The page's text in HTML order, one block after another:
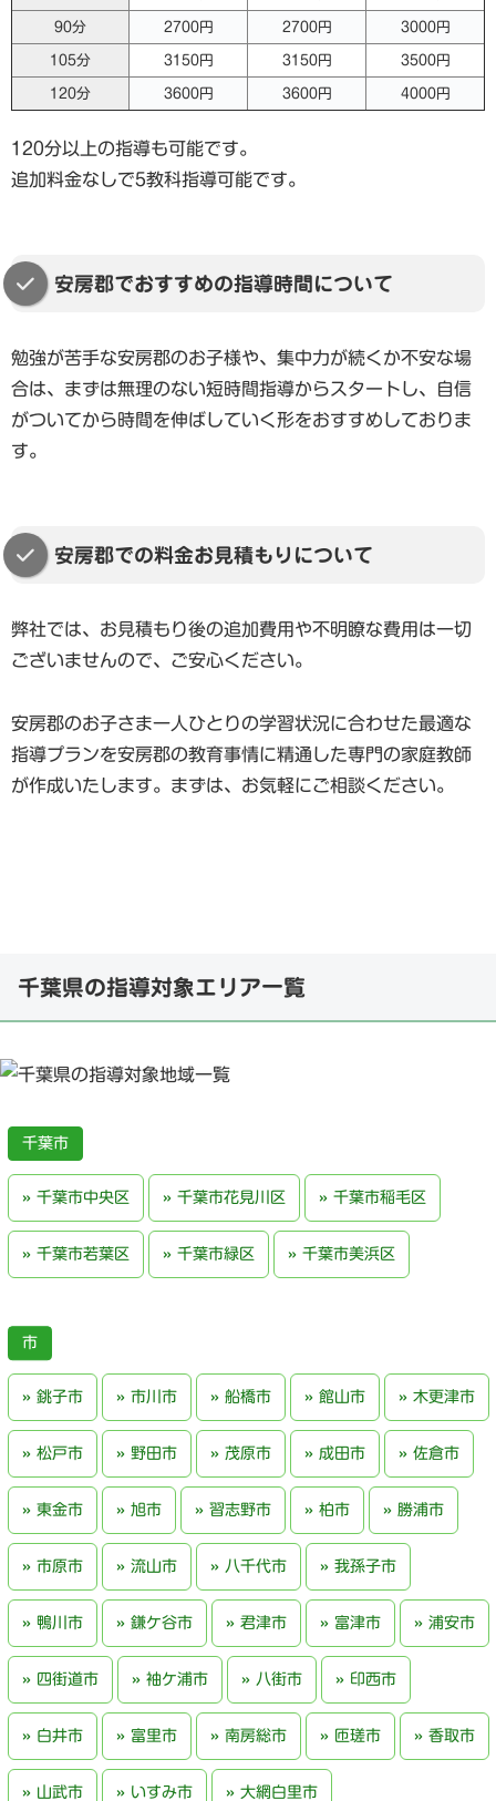
90分 2700円 2700円 3000円
105分 3150円 3150円 3500円
120分 3600円 3600円 4000円
120分以上の指導も可能です。
追加料金なしで5教科指導可能です。
安房郡でおすすめの指導時間について
勉強が苦手な安房郡のお子様や、集中力が続くか不安な場
合は、まずは無理のない短時間指導からスタートし、自信
がついてから時間を伸ばしていく形をおすすめしておりま
す。
安房郡での料金お見積もりについて
弊社では、お見積もり後の追加費用や不明瞭な費用は一切
ございませんので、ご安心ください。
安房郡のお子さま一人ひとりの学習状況に合わせた最適な
指導プランを安房郡の教育事情に精通した専門の家庭教師
が作成いたします。まずは、お気軽にご相談ください。
千葉県の指導対象エリア一覧
千葉市
千葉市中央区 千葉市花見川区 千葉市稲毛区
千葉市若葉区 千葉市緑区 千葉市美浜区
銚子市 市川市 船橋市 館山市 木更津市
松戸市 野田市 茂原市 成田市 佐倉市
東金市 旭市 習志野市 柏市 勝浦市
市原市 流山市 八千代市 我孫子市
鴨川市 鎌ケ谷市 君津市 富津市 浦安市
四街道市 袖ケ浦市 八街市 印西市
白井市 富里市 南房総市 匝瑳市 香取市
山武市 いすみ市 大網白里市